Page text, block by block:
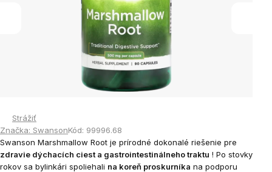
Strážiť
Značka: SwansonKód: 99996.68
Swanson Marshmallow Root je prírodné dokonalé riešenie pre
zdravie dýchacích ciest a gastrointestinálneho traktu ! Po stovky
rokov sa bylinkári spoliehali na koreň proskurníka na podporu